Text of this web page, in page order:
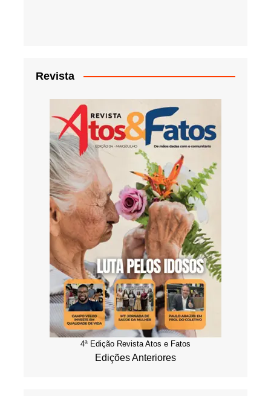
Revista
4ª Edição Revista Atos e Fatos
Edições Anteriores